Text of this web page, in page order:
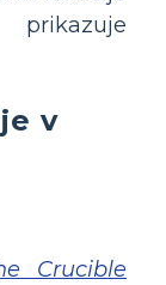
v
Crucible